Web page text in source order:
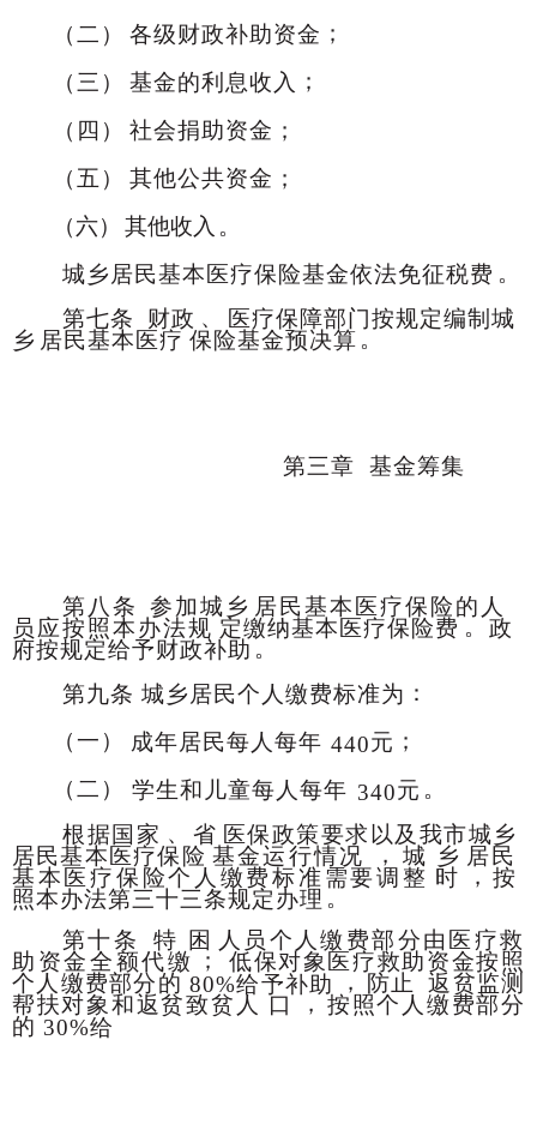
（二） 各级财政补助资金 ；
（三）
基金的利息收入 ；
（四）
社会捐助资金；
（五）
其他公共资金；
（六）
其他收入 。
城乡居民基本医疗保险基金依法免征税费 。
第七条
财政 、
医疗保障部门按规定编制城
乡 居民基本医疗 保险基金预决算 。
第三章 基金筹集
第八条 参加城乡 居民基本医疗保险的人
员应按照本办法规 定缴纳基本医疗保险费 。 政
府按规定给予财政补助 。
第九条 城乡居民个人缴费标准为 ：
（一）
成年居民每人每年 440元 ；
（二）
学生和儿童每人每年 340元 。
根据国家 、 省 医保政策要求以及我市城乡
居民基本医疗保险 基金运行情况 ， 城 乡 居民
基本医疗保险个人缴费标准需要调整 时 ， 按
照本办法第三十三条规定办理 。
第十条
特 困 人员个人缴费部分由医疗救
助资金全额代缴
；
低保对象医疗救助资金按照
个人缴费部分的 80%给予补助 ， 防止
返贫监测
帮扶对象和返贫致贫人
口 ， 按照个人缴费部分
的 30%给